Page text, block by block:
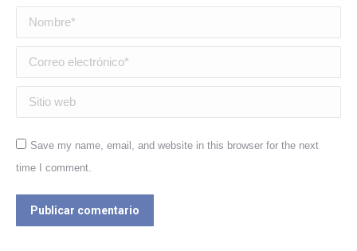
Nombre *
Correo electrónico *
Sitio web
Save my name, email, and website in this browser for the next
time I comment.
Publicar comentario